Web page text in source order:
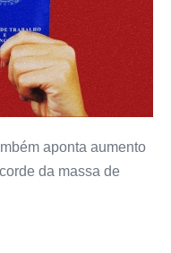
aponta aumento
da massa de